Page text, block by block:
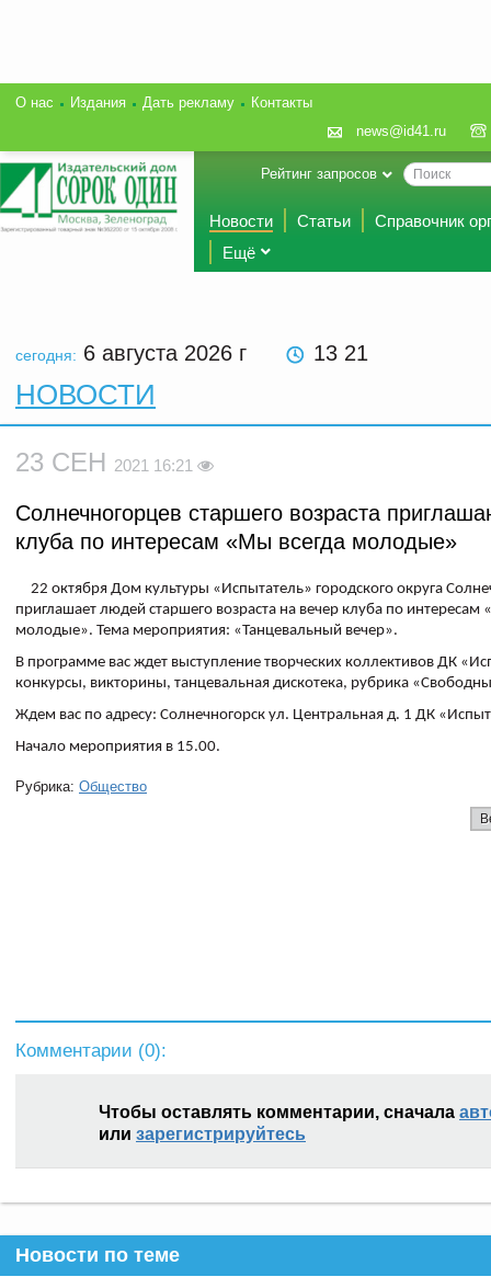
О нас Издания Дать рекламу
Контакты
news@id41.ru
Рейтинг запросов
Новости Статьи
Справочник
Ещё
сегодня: 6 августа 2026 г 13 21
НОВОСТИ
23 СЕН 2021 16:21
Солнечногорцев старшего возраста
клуба по интересам «Мы всегда молодые»
22 октября Дом культуры «Испытатель» городского округа
приглашает людей старшего возраста на вечер клуба по интересам
молодые». Тема мероприятия: «Танцевальный вечер».
В программе вас ждет выступление творческих коллективов ДК
конкурсы, викторины, танцевальная дискотека, рубрика
Ждем вас по адресу: Солнечногорск ул. Центральная д. 1 ДК
Начало мероприятия в 15.00.
Рубрика: Общество
Комментарии (0):
Чтобы оставлять комментарии, сначала
или зарегистрируйтесь
Новости по теме